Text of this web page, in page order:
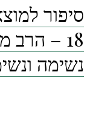
סיפור
18 –
נשימה